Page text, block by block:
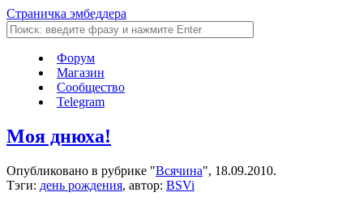
Страничка эмбеддера
Форум
Магазин
Сообщество
Telegram
Моя днюха!
Опубликовано в рубрике "Всячина", 18.09.2010.
Тэги: день рождения, автор: BSVi